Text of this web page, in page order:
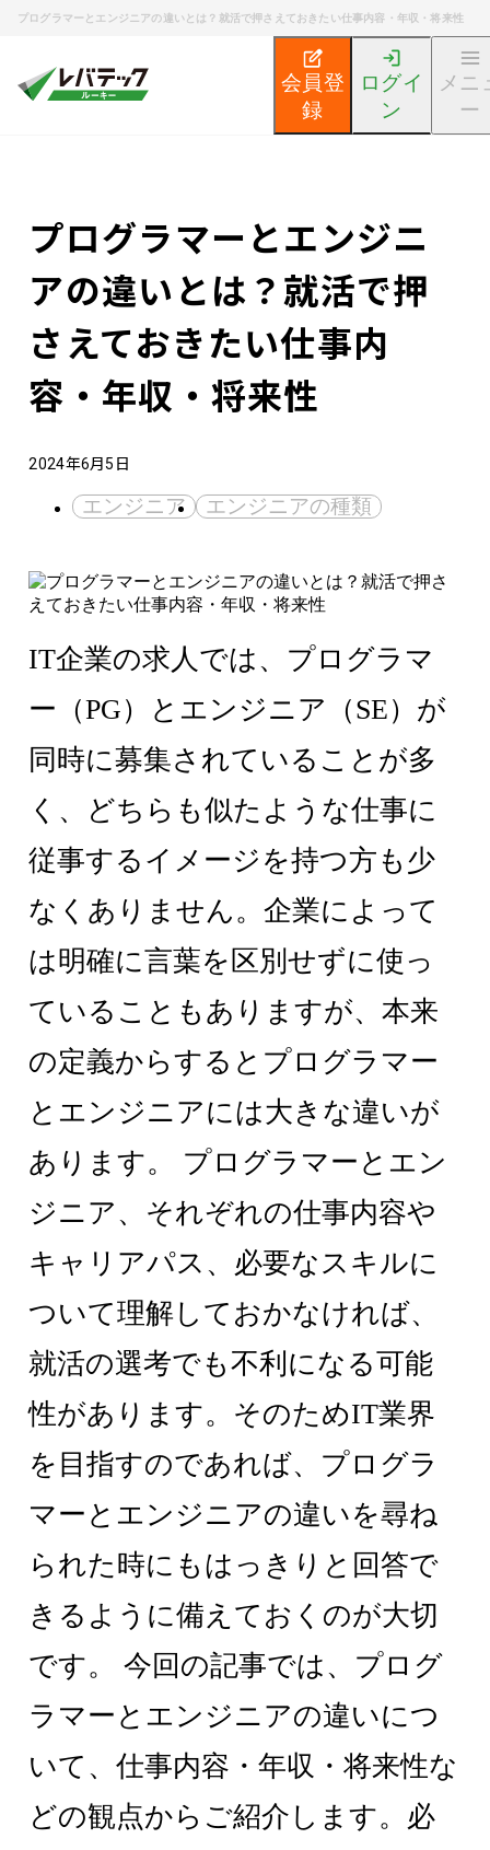
プログラマーとエンジニアの違いとは？就活で押さえておきたい仕事内容・年収・将来性
会員登
録
ログイ
ン
メニ
ー
エンジニア就活ノウハウ記事
プログラマーとエンジニ
アの違いとは？就活で押
さえておきたい仕事内
容・年収・将来性
2024年6月5日
エンジニア エンジニアの種類
IT企業の求人では、プログラマ
ー（PG）とエンジニア（SE）が
同時に募集されていることが多
く、どちらも似たような仕事に
従事するイメージを持つ方も少
なくありません。企業によって
は明確に言葉を区別せずに使っ
ていることもありますが、本来
の定義からするとプログラマー
とエンジニアには大きな違いが
あります。 プログラマーとエン
ジニア、それぞれの仕事内容や
キャリアパス、必要なスキルに
ついて理解しておかなければ、
就活の選考でも不利になる可能
性があります。そのためIT業界
を目指すのであれば、プログラ
マーとエンジニアの違いを尋ね
られた時にもはっきりと回答で
きるように備えておくのが大切
です。 今回の記事では、プログ
ラマーとエンジニアの違いにつ
いて、仕事内容・年収・将来性な
どの観点からご紹介します。必